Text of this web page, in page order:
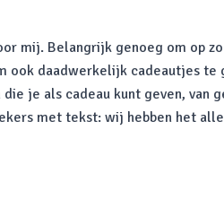
mij. Belangrijk genoeg om op
daadwerkelijk cadeautjes te
je als cadeau kunt geven, van
met tekst: wij hebben het